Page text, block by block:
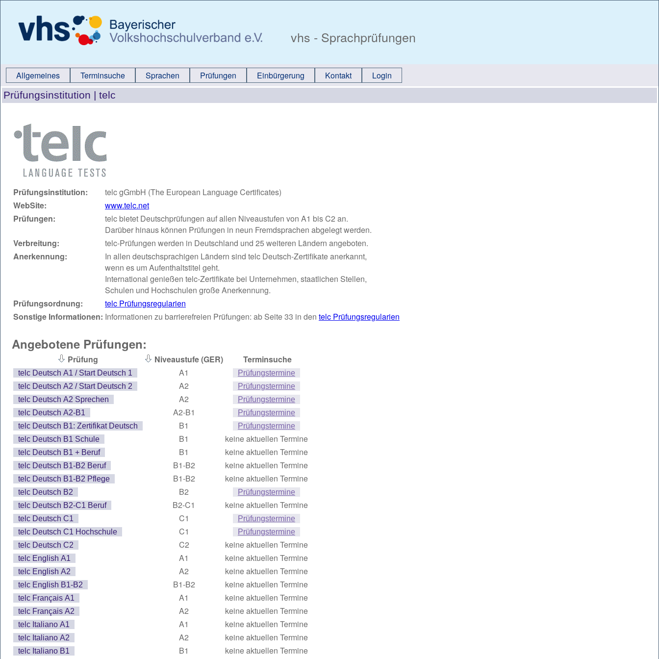
vhs - Sprachprüfungen
Allgemeines Terminsuche Sprachen Prüfungen Einbürgerung Kontakt Login
Prüfungsinstitution | telc
Prüfungsinstitution:
telc gGmbH (The European Language Certificates)
WebSite:
www.telc.net
Prüfungen:
telc bietet Deutschprüfungen auf allen Niveaustufen von A1 bis C2 an.
Darüber hinaus können Prüfungen in neun Fremdsprachen abgelegt werden.
Verbreitung:
telc-Prüfungen werden in Deutschland und 25 weiteren Ländern angeboten.
Anerkennung:
In allen deutschsprachigen Ländern sind telc Deutsch-Zertifikate anerkannt,
wenn es um Aufenthaltstitel geht.
International genießen telc-Zertifikate bei Unternehmen, staatlichen Stellen,
Schulen und Hochschulen große Anerkennung.
Prüfungsordnung:
telc Prüfungsregularien
Sonstige Informationen: Informationen zu barrierefreien Prüfungen: ab Seite 33 in den telc Prüfungsregularien
Angebotene Prüfungen:
Prüfung Niveaustufe (GER) Terminsuche
telc Deutsch A1 / Start Deutsch 1 A1
Prüfungstermine
telc Deutsch A2 / Start Deutsch 2
A2
Prüfungstermine
telc Deutsch A2 Sprechen
A2
Prüfungstermine
telc Deutsch A2-B1
A2-B1
Prüfungstermine
telc Deutsch B1: Zertifikat Deutsch
B1
Prüfungstermine
telc Deutsch B1 Schule
B1 keine aktuellen Termine
telc Deutsch B1 + Beruf B1 keine aktuellen Termine
telc Deutsch B1-B2 Beruf B1-B2 keine aktuellen Termine
telc Deutsch B1-B2 Pflege B1-B2 keine aktuellen Termine
telc Deutsch B2 B2
Prüfungstermine
telc Deutsch B2-C1 Beruf
B2-C1 keine aktuellen Termine
telc Deutsch C1 C1
Prüfungstermine
telc Deutsch C1 Hochschule
C1
Prüfungstermine
telc Deutsch C2
C2 keine aktuellen Termine
telc English A1 A1 keine aktuellen Termine
telc English A2 A2 keine aktuellen Termine
telc English B1-B2 B1-B2 keine aktuellen Termine
telc Français A1 A1 keine aktuellen Termine
telc Français A2 A2 keine aktuellen Termine
telc Italiano A1 A1 keine aktuellen Termine
telc Italiano A2 A2 keine aktuellen Termine
telc Italiano B1 B1
keine aktuellen Termine